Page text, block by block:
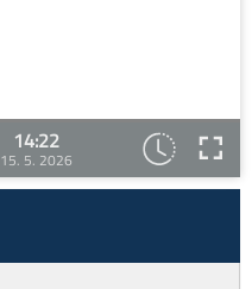
14:22
15. 5. 2026